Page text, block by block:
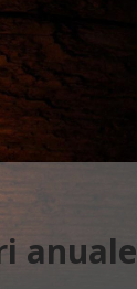
anuale